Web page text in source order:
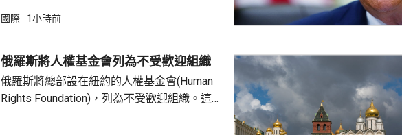
但華府正急需關鍵礦產來補充伊朗戰事期間耗
關重要，同時當局亦尋求減少美國對中國供應
鏈的依賴，計劃宣布一系列協議和諒解備忘
錄。 消息人士預計，出席的業界巨頭包括全
國際 1小時前
俄羅斯將人權基金會列為不受歡迎組織
俄羅斯將總部設在紐約的人權基金會(Human
Rights Foundation)，列為不受歡迎組織。這個